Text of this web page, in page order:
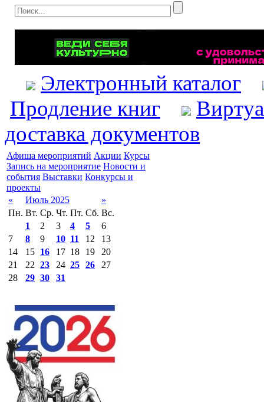
Электронный каталог
Продление книг
доставка документов
Афиша мероприятий Акции Курсы
Запись на мероприятие Новости и
события Выставки Конкурсы и
проекты
«
Июль 2025
»
Пн. Вт. Ср. Чт. Пт. Сб. Вс.
1
2 3 4 5
6
7
8 9 10 11 12
13
14
15 16 17 18 19
20
21
22 23 24 25 26
27
28
29 30 31